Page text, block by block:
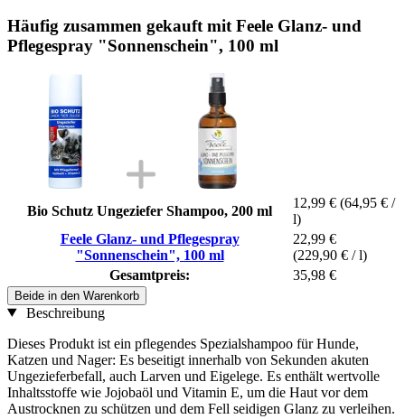
Häufig zusammen gekauft mit Feele Glanz- und
Pflegespray "Sonnenschein", 100 ml
Bio Schutz Ungeziefer Shampoo, 200 ml
12,99 € (64,95 € /
l)
Feele Glanz- und Pflegespray
"Sonnenschein", 100 ml
22,99 €
(229,90 € / l)
Gesamtpreis:
35,98 €
Beide in den Warenkorb
Beschreibung
Dieses Produkt ist ein pflegendes Spezialshampoo für Hunde,
Katzen und Nager: Es beseitigt innerhalb von Sekunden akuten
Ungezieferbefall, auch Larven und Eigelege. Es enthält wertvolle
Inhaltsstoffe wie Jojobaöl und Vitamin E, um die Haut vor dem
Austrocknen zu schützen und dem Fell seidigen Glanz zu verleihen.